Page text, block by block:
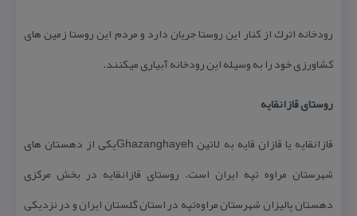
رودخانه اترك از كنار این روستا جریان دارد و مردم این روستا زمین های
كشاورزی خود را به وسیله این رودخانه آبیاری میكنند.
روستای قازانقایه
قازانقایه یا قازان قایه به لاتین Ghazanghayehیكی از دهستان های
شهرستان مراوه تپه ایران است. روستای قازانقایه در بخش مركزی
دهستان پالیزان شهرستان مراوه‌تپه در استان گلستان ایران و در نزدیكی